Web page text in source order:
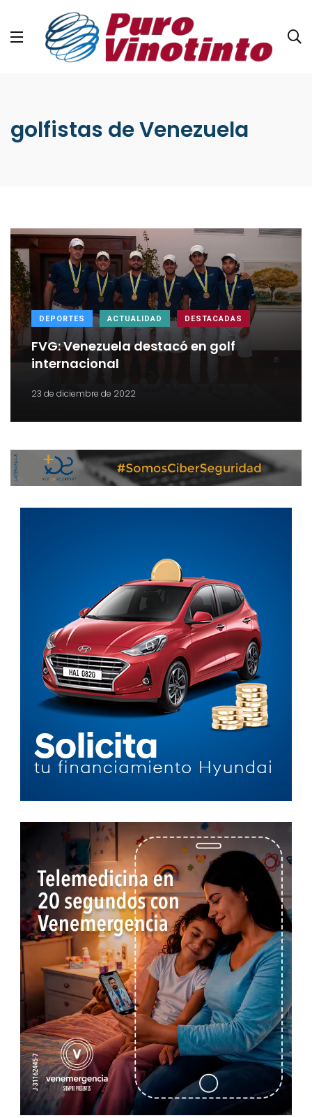
golfistas de Venezuela
DEPORTES ACTUALIDAD DESTACADAS
FVG: Venezuela destacó en golf
internacional
23 de diciembre de 2022